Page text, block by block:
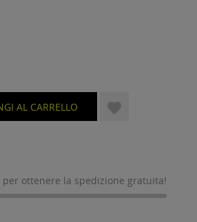
AL CARRELLO 
ottenere la spedizione gratuita!